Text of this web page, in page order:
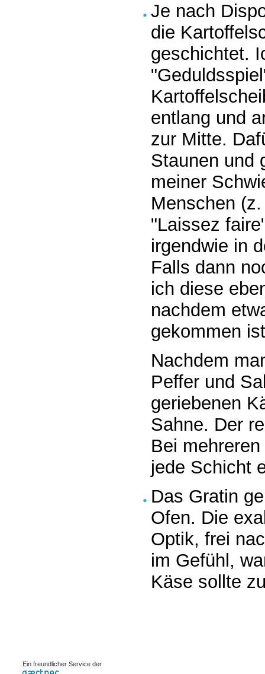
Je nach
die
geschichtet.
entlang und
zur Mitte.
Staunen und
meiner
Menschen
"Laissez
irgendwie in
Falls dann
ich diese
nachdem
gekommen
Nachdem
Peffer und
geriebenen
Sahne. Der
Bei
jede Schicht
Das Gratin
Ofen. Die
Optik, frei
im Gefühl,
Käse sollte
Ein freundlicher Service der